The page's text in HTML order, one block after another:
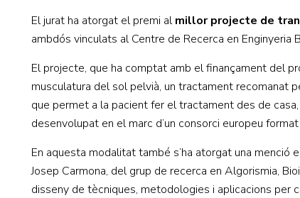
El jurat ha atorgat el premi almillor projecte de
ambdós vinculats al Centre de Recerca en Enginyeria
El projecte, que ha comptat amb el finançament del
musculatura del sol pelvià, un tractament recomanat
que permet a la pacient fer el tractament des de
desenvolupat en el marc d’un consorci europeu
En aquesta modalitat també s’ha atorgat una
Josep Carmona, del grup de recerca en Algorismia,
disseny de tècniques, metodologies i aplicacions per